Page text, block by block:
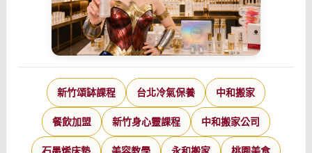
新竹頌缽課程 台北冷氣保養 中和搬家
餐飲加盟 新竹身心靈課程 中和搬家公司